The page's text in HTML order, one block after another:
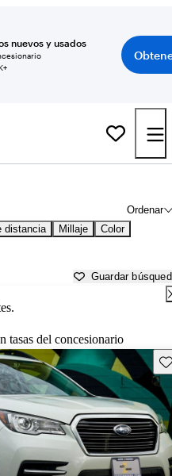
nuevos y usados
Ordenar
distancia Millaje Color
Guardar
tasas del concesionario